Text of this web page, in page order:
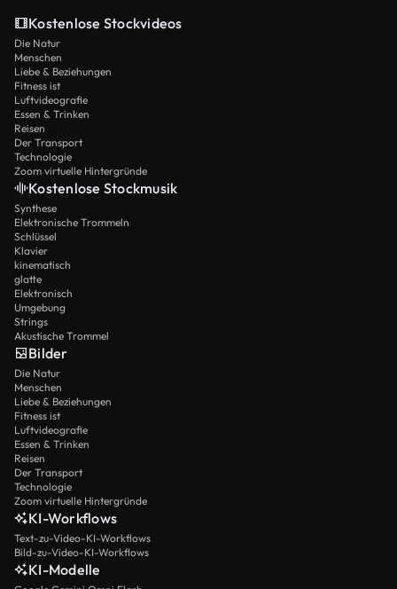
Kostenlose Stockvideos
Die Natur
Menschen
Liebe & Beziehungen
Fitness ist
Luftvideografie
Essen & Trinken
Reisen
Der Transport
Technologie
Zoom virtuelle Hintergründe
Kostenlose Stockmusik
Synthese
Elektronische Trommeln
Schlüssel
Klavier
kinematisch
glatte
Elektronisch
Umgebung
Strings
Akustische Trommel
Bilder
Die Natur
Menschen
Liebe & Beziehungen
Fitness ist
Luftvideografie
Essen & Trinken
Reisen
Der Transport
Technologie
Zoom virtuelle Hintergründe
KI-Workflows
Text-zu-Video-KI-Workflows
Bild-zu-Video-KI-Workflows
KI-Modelle